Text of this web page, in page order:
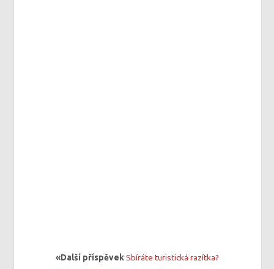
«Další příspěvekSbíráte turistická razítka?